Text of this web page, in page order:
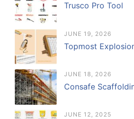
Trusco Pro Tool
JUNE 19, 2026
Topmost
JUNE 18, 2026
Consafe
JUNE 12, 2025